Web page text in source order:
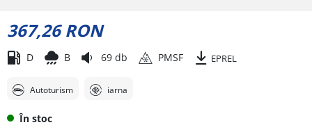
367,26 RON
D B 69 db PMSF EPREL
Autoturism iarna
În stoc